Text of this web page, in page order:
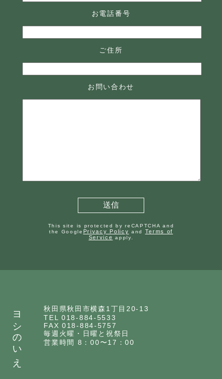
お電話番号
ご住所
お問い合わせ
This site is protected by reCAPTCHA and
the Google Privacy Policy and Terms of
Service apply.
ヨシのいえ
秋田県秋田市横森1丁目20-13
TEL 018-884-5533
FAX 018-884-5757
毎週火曜・日曜と祝祭日
営業時間 8：00〜17：00